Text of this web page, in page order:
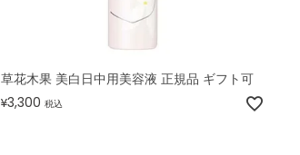
草花木果 美白日中用美容液 正規品 ギフト可
¥3,300 税込